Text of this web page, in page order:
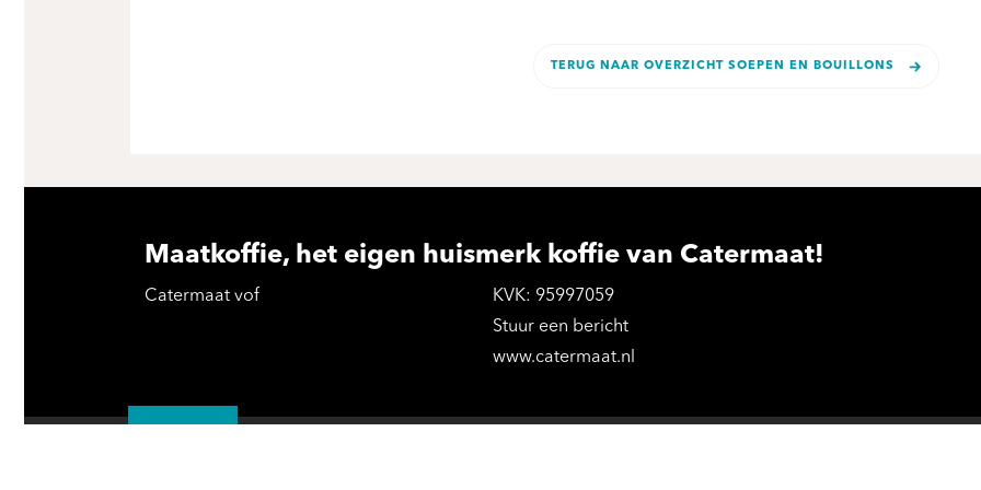
TERUG NAAR OVERZICHT SOEPEN EN BOUILLONS
Maatkoffie, het eigen huismerk koffie van Catermaat!
Catermaat vof
KVK: 95997059
Stuur een bericht
www.catermaat.nl